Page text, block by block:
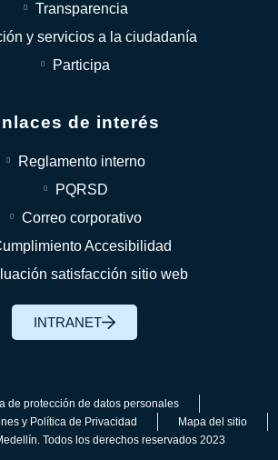
Transparencia
y servicios a la ciudadanía
Participa
de interés
Reglamento interno
PQRSD
Correo corporativo
Accesibilidad
satisfacción sitio web
INTRANET
de protección de datos personales
y Política de Privacidad
Mapa del sitio
Todos los derechos reservados 2023